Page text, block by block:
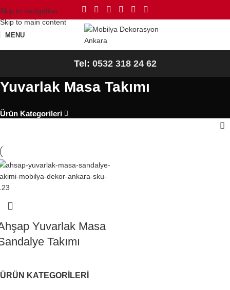
Skip to navigation
Skip to main content
MENU
Tel: 0532 318 24 62
Yuvarlak Masa Takımı
Ürün Kategorileri
ÜRÜN KATEGORILERI
Yuvarlak Masa
Takımı